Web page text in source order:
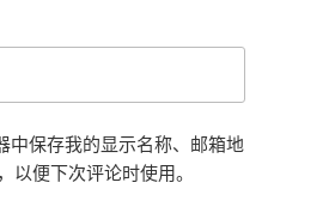
中保存我的显示名称、邮箱地
以便下次评论时使用。